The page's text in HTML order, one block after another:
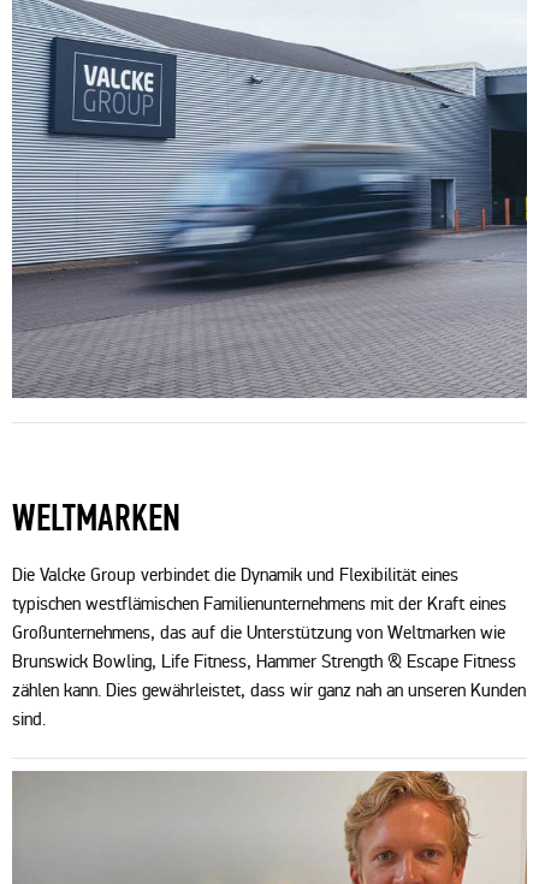
WELTMARKEN
Die Valcke Group verbindet die Dynamik und Flexibilität eines
typischen westflämischen Familienunternehmens mit der Kraft eines
Großunternehmens, das auf die Unterstützung von Weltmarken wie
Brunswick Bowling, Life Fitness, Hammer Strength & Escape Fitness
zählen kann. Dies gewährleistet, dass wir ganz nah an unseren Kunden
sind.